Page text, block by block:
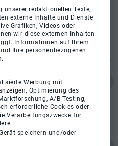
unserer redaktionellen Texte,
externe Inhalte und Dienste
Grafiken, Videos oder
wir diese externen Inhalten
Informationen auf Ihrem
Ihre personenbezogenen
Werbung mit
Optimierung des
A/B-Testing,
erforderliche Cookies oder
Verarbeitungszwecke für
speichern und/oder